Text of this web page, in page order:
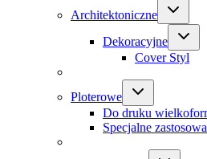
Architektoniczne
Dekoracyjne
Cover Styl
Ploterowe
Do druku
Specjalne